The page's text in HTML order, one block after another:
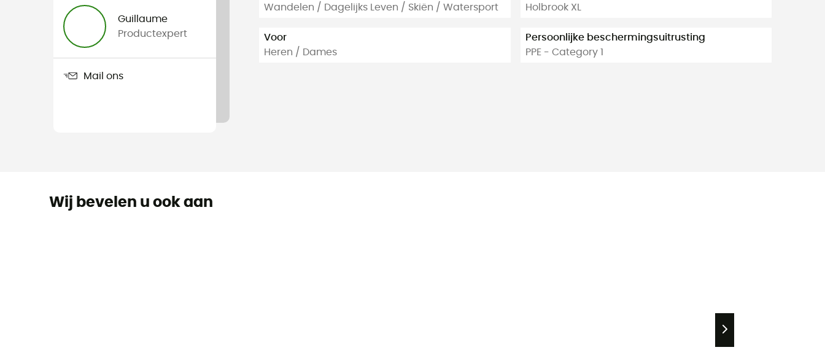
Guillaume
Productexpert
Mail ons
Wandelen / Dagelijks Leven / Skiën / Watersport
Voor
Heren / Dames
Holbrook XL
Persoonlijke beschermingsuitrusting
PPE - Category 1
Wij bevelen u ook aan